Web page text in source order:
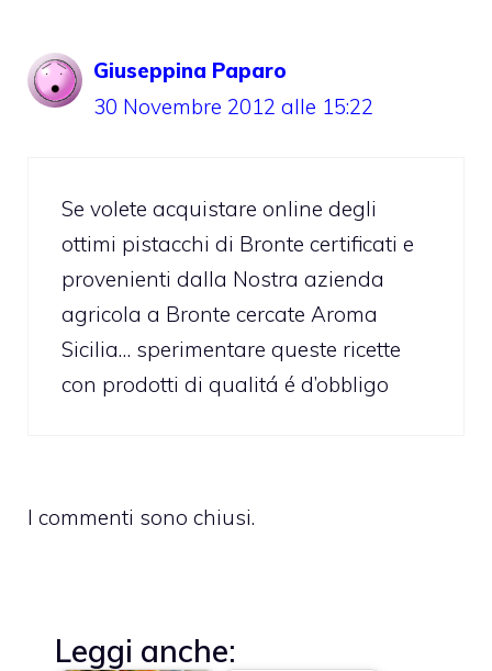
Giuseppina Paparo
30 Novembre 2012 alle 15:22
Se volete acquistare online degli
ottimi pistacchi di Bronte certificati e
provenienti dalla Nostra azienda
agricola a Bronte cercate Aroma
Sicilia… sperimentare queste ricette
con prodotti di qualitá é d’obbligo
I commenti sono chiusi.
Leggi anche: